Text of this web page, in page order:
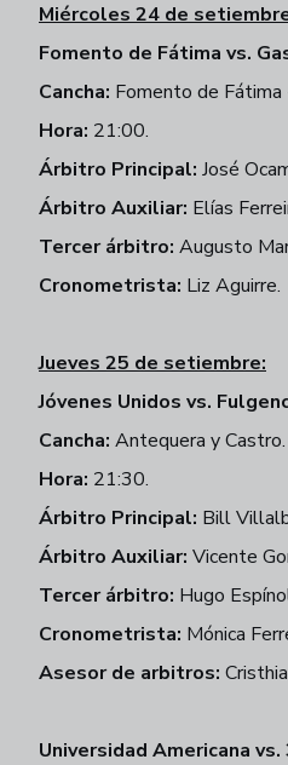
Miércoles 24 de
Fomento de Fátima vs.
Cancha: Fomento de Fátima
Hora: 21:00.
Árbitro Principal: José
Árbitro Auxiliar: Elías
Tercer árbitro: Augusto
Cronometrista: Liz Aguirre.
Jueves 25 de setiembre:
Jóvenes Unidos vs.
Cancha: Antequera y Castro.
Hora: 21:30.
Árbitro Principal: Bill
Árbitro Auxiliar: Vicente
Tercer árbitro: Hugo
Cronometrista: Mónica
Asesor de arbitros:
Universidad Americana